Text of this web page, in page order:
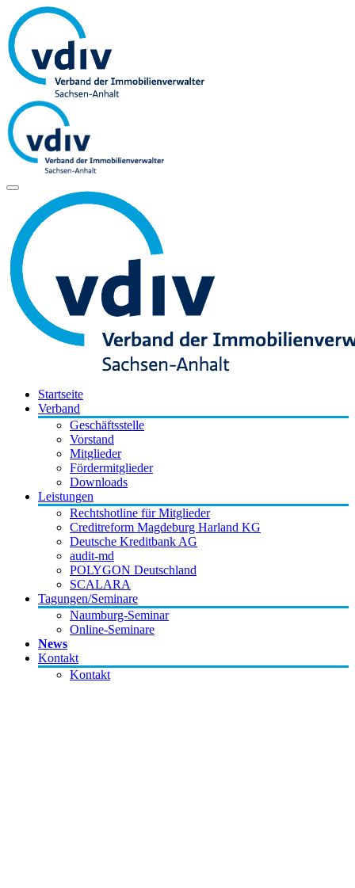
Startseite
Verband
Geschäftsstelle
Vorstand
Mitglieder
Fördermitglieder
Downloads
Leistungen
Rechtshotline für Mitglieder
Creditreform Magdeburg Harland KG
Deutsche Kreditbank AG
audit-md
POLYGON Deutschland
SCALARA
Tagungen/Seminare
Naumburg-Seminar
Online-Seminare
News
Kontakt
Kontakt